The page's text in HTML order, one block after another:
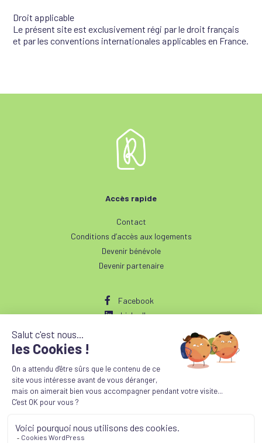
Droit applicable
Le présent site est exclusivement régi par le droit français
et par les conventions internationales applicables en France.
Accès rapide
Contact
Conditions d’accès aux logements
Devenir bénévole
Devenir partenaire
Facebook
LinkedIn
Foyer de Reuilly
61, rue de la Gare de Reuilly 75012 Paris
01 43 45 65 95